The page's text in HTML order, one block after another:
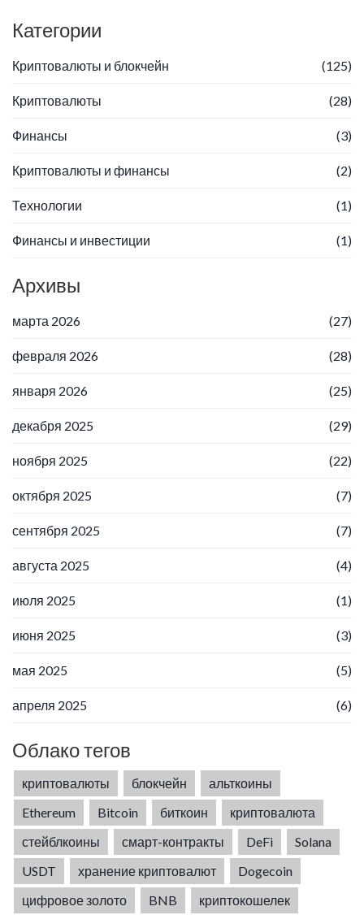
Категории
Криптовалюты и блокчейн (125)
Криптовалюты (28)
Финансы (3)
Криптовалюты и финансы (2)
Технологии (1)
Финансы и инвестиции (1)
Архивы
марта 2026 (27)
февраля 2026 (28)
января 2026 (25)
декабря 2025 (29)
ноября 2025 (22)
октября 2025 (7)
сентября 2025 (7)
августа 2025 (4)
июля 2025 (1)
июня 2025 (3)
мая 2025 (5)
апреля 2025 (6)
Облако тегов
криптовалюты блокчейн
альткоины
Ethereum
Bitcoin биткоин
криптовалюта
стейблкоины
смарт-контракты DeFi
Solana
USDT
хранение криптовалют
Dogecoin
цифровое золото
BNB криптокошелек